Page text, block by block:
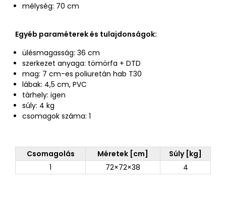
mélység: 70 cm
Egyéb paraméterek és tulajdonságok:
ülésmagasság: 36 cm
szerkezet anyaga: tömörfa + DTD
mag: 7 cm-es poliuretán hab T30
lábak: 4,5 cm, PVC
tárhely: igen
súly: 4 kg
csomagok száma: 1
Csomagolás Méretek [cm]
Súly [kg]
1
72×72×38 4